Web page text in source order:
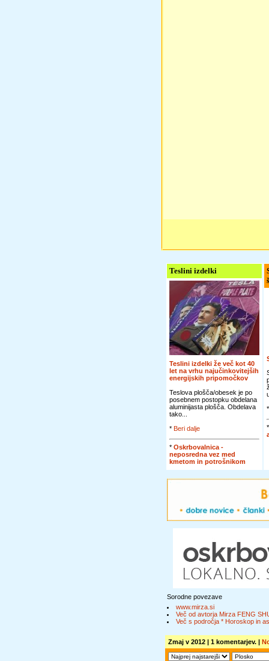
Teslini izdelki
Teslini izdelki že več kot 40
let na vrhu najučinkovitejših
energijskih pripomočkov
Teslova plošča/obesek je po
posebnem postopku obdelana
aluminijasta plošča. Obdelava
tako...
* Beri dalje
* Oskrbovalnica -
neposredna vez med
kmetom in potrošnikom
Sorodne povezave
www.mirza.si
Več od avtorja Mirza FENG
Več s področja * Horoskop in
Zmaj v 2012 | 1 komentarjev. |